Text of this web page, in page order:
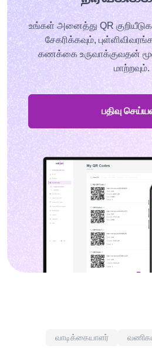
உங்கள் அனைத்து QR
சேகரிக்கவும்,
கணக்கை உருவாக்குவதன்
மாற்றவும்.
பதிவு
வாடிக்கையாளர்